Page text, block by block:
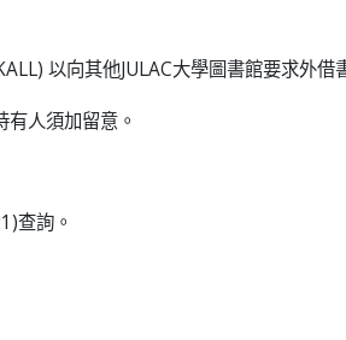
以向其他JULAC大學圖書館要求外借
人須加留意。
查詢。